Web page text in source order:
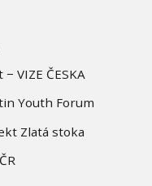
VIZE ČESKA
Youth Forum
Zlatá stoka